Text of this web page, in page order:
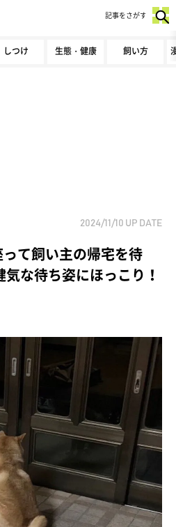
しつけ 生態・健康 飼い方
記事をさがす
2024/11/10 UP DATE
て飼い主の帰宅を待
な待ち姿にほっこり！